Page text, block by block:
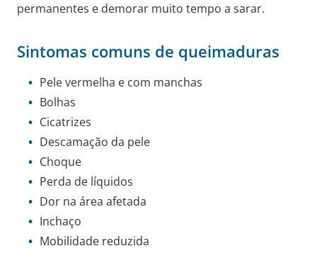
permanentes e demorar muito tempo a sarar.
Sintomas comuns de queimaduras
Pele vermelha e com manchas
Bolhas
Cicatrizes
Descamação da pele
Choque
Perda de líquidos
Dor na área afetada
Inchaço
Mobilidade reduzida